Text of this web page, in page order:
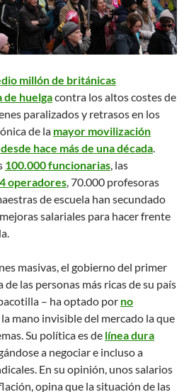
millón de británicas
de huelgacontra los altos costes de
paralizados y retrasos en los
de la mayor movilización
hace más de una década
100.000 funcionarias , las
operadores , 70.000 profesoras
de escuela han secundado
salariales para hacer frente
masivas, el gobierno del primer
de las personas más ricas de su país
– ha optado por no
mano invisible del mercado la que
Su política es de línea dura
a negociar e incluso a
En su opinión, unos salarios
opina que la situación de las